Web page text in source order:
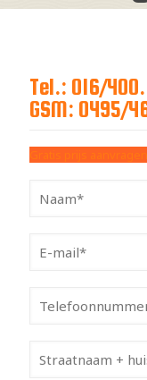
Tel.: 016/
GSM: 0495/